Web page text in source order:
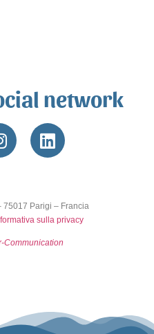
network
Parigi – Francia
sulla privacy
Communication